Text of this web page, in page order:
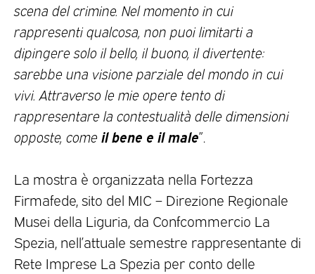
scena del crimine. Nel momento in cui
rappresenti qualcosa, non puoi limitarti a
dipingere solo il bello, il buono, il divertente:
sarebbe una visione parziale del mondo in cui
vivi. Attraverso le mie opere tento di
rappresentare la contestualità delle dimensioni
opposte, come il bene e il male”.
La mostra è organizzata nella Fortezza
Firmafede, sito del MIC – Direzione Regionale
Musei della Liguria, da Confcommercio La
Spezia, nell’attuale semestre rappresentante di
Rete Imprese La Spezia per conto delle